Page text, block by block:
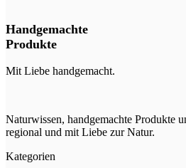
Handgemachte
Produkte
Mit Liebe handgemacht.
Naturwissen, handgemachte Produkte
regional und mit Liebe zur Natur.
Kategorien